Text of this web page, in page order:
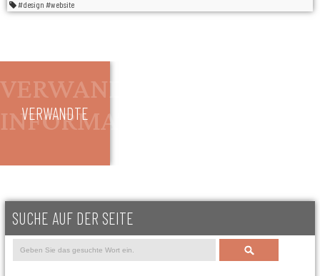
#design #website
VERWANDTE
SUCHE AUF DER SEITE
Search